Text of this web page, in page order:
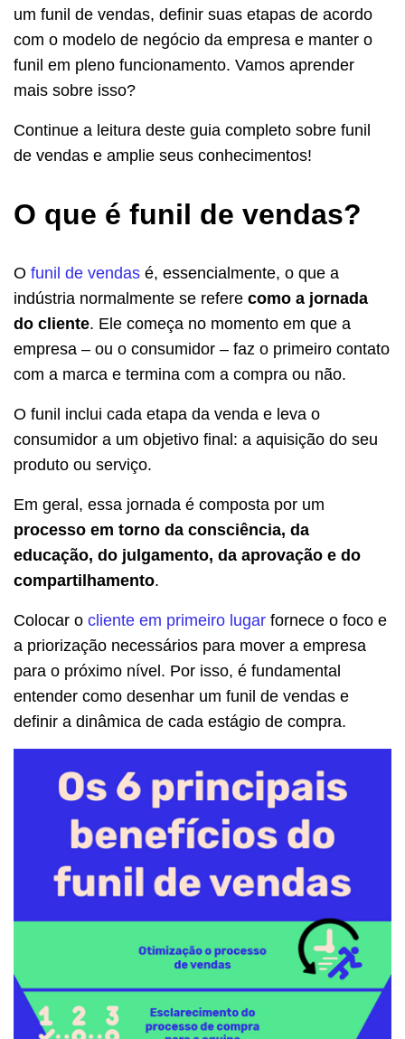
um funil de vendas, definir suas etapas de acordo
com o modelo de negócio da empresa e manter o
funil em pleno funcionamento. Vamos aprender
mais sobre isso?
Continue a leitura deste guia completo sobre funil
de vendas e amplie seus conhecimentos!
O que é funil de vendas?
O funil de vendas é, essencialmente, o que a
indústria normalmente se refere como a jornada
do cliente. Ele começa no momento em que a
empresa – ou o consumidor – faz o primeiro contato
com a marca e termina com a compra ou não.
O funil inclui cada etapa da venda e leva o
consumidor a um objetivo final: a aquisição do seu
produto ou serviço.
Em geral, essa jornada é composta por um
processo em torno da consciência, da
educação, do julgamento, da aprovação e do
compartilhamento.
Colocar o cliente em primeiro lugar fornece o foco e
a priorização necessários para mover a empresa
para o próximo nível. Por isso, é fundamental
entender como desenhar um funil de vendas e
definir a dinâmica de cada estágio de compra.